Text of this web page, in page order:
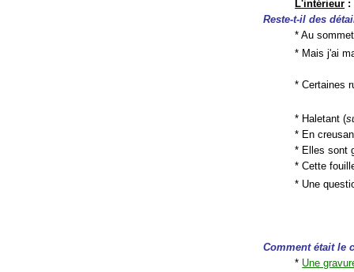
L'intérieur :
Reste-t-il des
* Au
* Mais j'ai
* Certaines
* Haletant (
* En
* Elles sont
* Cette
* Une
Comment était le
* Une